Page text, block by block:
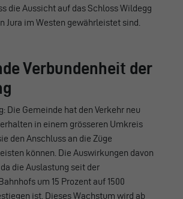
die Aussicht auf das Schloss Wildegg
Jura im Westen gewährleistet sind.
Verbundenheit der
Die Gemeinde hat den Verkehr neu
in einem grösseren Umkreis
den Anschluss an die Züge
können. Die Auswirkungen davon
die Auslastung seit der
um 15 Prozent auf 1500
ist. Dieses Wachstum wird ab